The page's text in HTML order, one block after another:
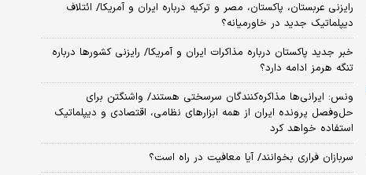
رایزنی عربستان، پاکستان، مصر و ترکیه درباره ایران و آمریکا/ ائتلاف
دیپلماتیک جدید در خاورمیانه؟
خبر جدید پاکستان درباره مذاکرات ایران و آمریکا/ رایزنی کشورها درباره
تنگه هرمز ادامه دارد؟
ونس: ایرانی‌ها مذاکره‌کنندگان سرسختی هستند/ واشنگتن برای
حل‌وفصل پرونده ایران از همه ابزارهای نظامی، اقتصادی و دیپلماتیک
استفاده خواهد کرد
سربازان فراری بخوانند/ آیا معافیت در راه است؟